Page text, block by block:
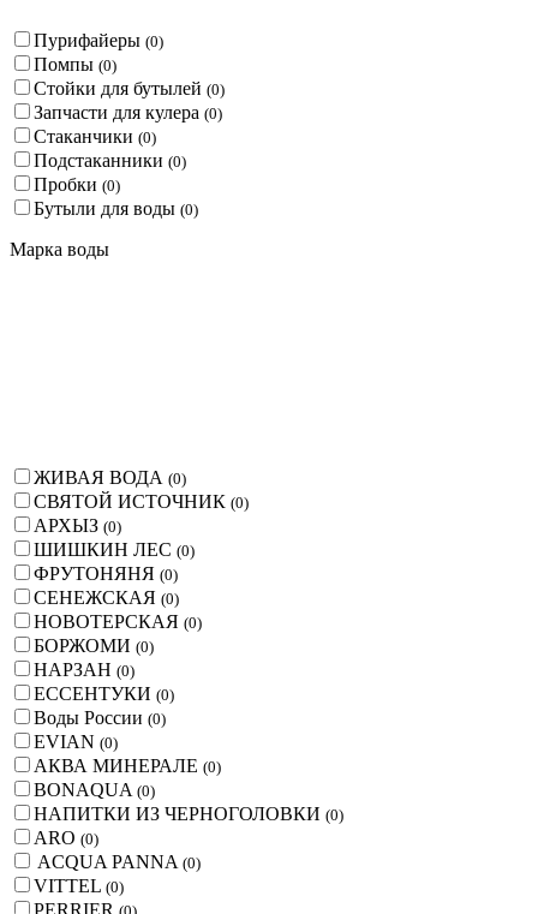
Пурифайеры (0)
Помпы (0)
Стойки для бутылей (0)
Запчасти для кулера (0)
Стаканчики (0)
Подстаканники (0)
Пробки (0)
Бутыли для воды (0)
Марка воды
ЖИВАЯ ВОДА (0)
СВЯТОЙ ИСТОЧНИК (0)
АРХЫЗ (0)
ШИШКИН ЛЕС (0)
ФРУТОНЯНЯ (0)
СЕНЕЖСКАЯ (0)
НОВОТЕРСКАЯ (0)
БОРЖОМИ (0)
НАРЗАН (0)
ЕССЕНТУКИ (0)
Воды России (0)
EVIAN (0)
АКВА МИНЕРАЛЕ (0)
BONAQUA (0)
НАПИТКИ ИЗ ЧЕРНОГОЛОВКИ (0)
ARO (0)
ACQUA PANNA (0)
VITTEL (0)
PERRIER